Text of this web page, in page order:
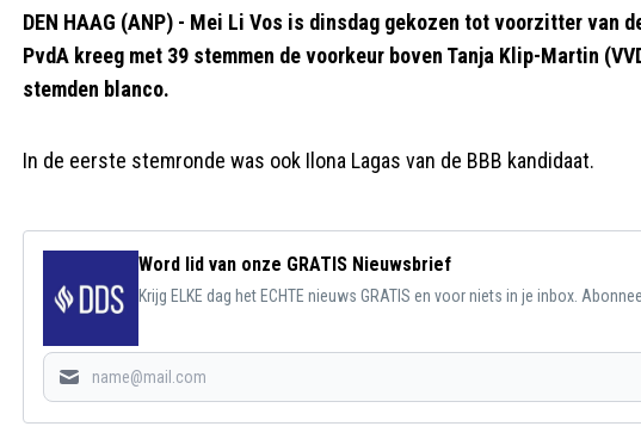
DEN HAAG (ANP) - Mei Li Vos is dinsdag gekozen tot voorzitter van
PvdA kreeg met 39 stemmen de voorkeur boven Tanja Klip-Martin
stemden blanco.
In de eerste stemronde was ook Ilona Lagas van de BBB kandidaat.
Word lid van onze GRATIS Nieuwsbrief
Krijg ELKE dag het ECHTE nieuws GRATIS en voor niets in je inbox.